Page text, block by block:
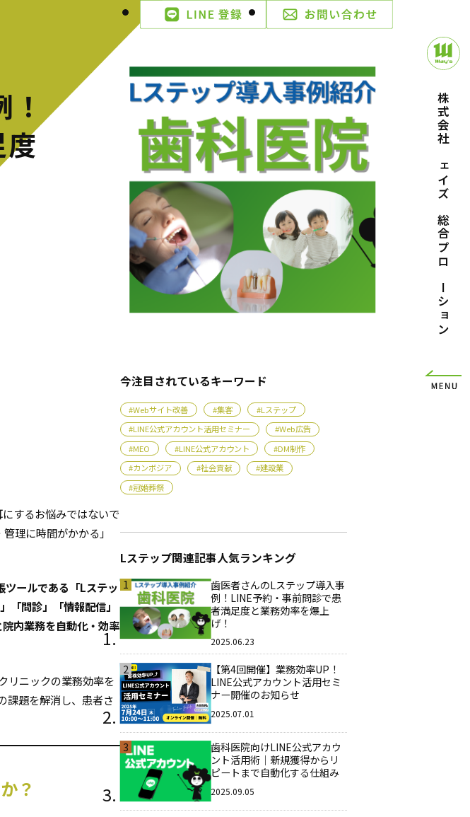
するお悩みではないで
理に時間がかかる」
ツールである「Lステッ
「問診」「情報配信」
内業務を自動化・効率
リニックの業務効率を
課題を解消し、患者さ
？
今注目されているキーワード
#Webサイト改善 #集客
#Lステップ
#LINE公式アカウント活用セミナー
#Web広告
#MEO
#LINE公式アカウント
#DM制作
#カンボジア
#社会貢献
#建設業
#冠婚葬祭
Lステップ関連記事人気ランキング
1
歯医者さんのLステップ導入事
例！LINE予約・事前問診で患
者満足度と業務効率を爆上
げ！
2025.06.23
2
【第4回開催】業務効率UP！
LINE公式アカウント活用セミ
ナー開催のお知らせ
2025.07.01
3
歯科医院向けLINE公式アカウ
ント活用術｜新規獲得からリ
ピートまで自動化する仕組み
2025.09.05
株式会社ウェイズ｜総合プロモーション